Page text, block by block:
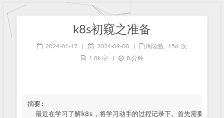
k8s初窥之准备
2024-01-17 2024-09-08 阅读数 156 次
1.8k 字
8 分钟
摘要:
最近在学习了解k8s，将学习动手的过程记录下。首先需要一个